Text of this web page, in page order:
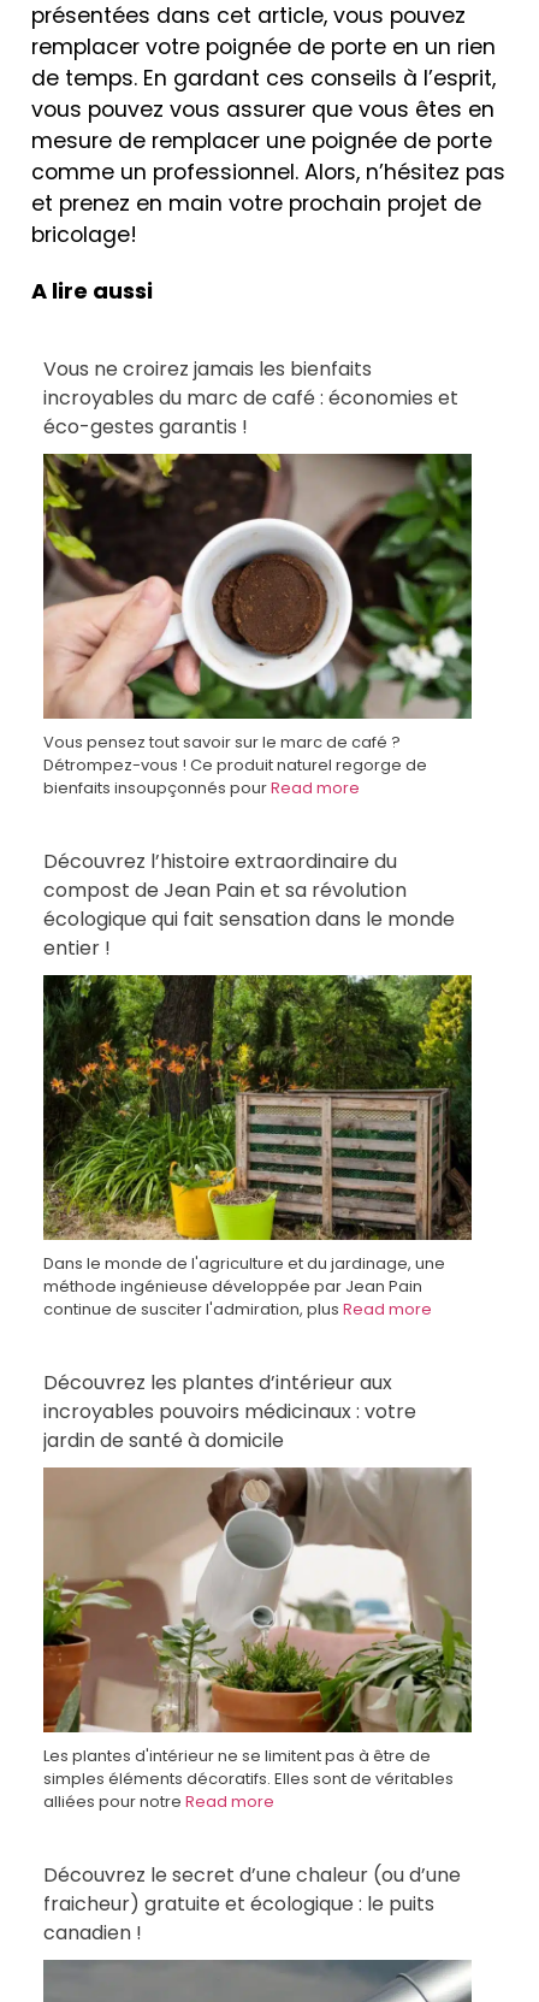
présentées dans cet article, vous pouvez
remplacer votre poignée de porte en un rien
de temps. En gardant ces conseils à l’esprit,
vous pouvez vous assurer que vous êtes en
mesure de remplacer une poignée de porte
comme un professionnel. Alors, n’hésitez pas
et prenez en main votre prochain projet de
bricolage!
A lire aussi
Vous ne croirez jamais les bienfaits
incroyables du marc de café : économies et
éco-gestes garantis !
Vous pensez tout savoir sur le marc de café ?
Détrompez-vous ! Ce produit naturel regorge de
bienfaits insoupçonnés pourRead more
Découvrez l’histoire extraordinaire du
compost de Jean Pain et sa révolution
écologique qui fait sensation dans le monde
entier !
Dans le monde de l'agriculture et du jardinage, une
méthode ingénieuse développée par Jean Pain
continue de susciter l'admiration, plus Read more
Découvrez les plantes d’intérieur aux
incroyables pouvoirs médicinaux : votre
jardin de santé à domicile
Les plantes d'intérieur ne se limitent pas à être de
simples éléments décoratifs. Elles sont de véritables
alliées pour notre Read more
Découvrez le secret d’une chaleur (ou d’une
fraicheur) gratuite et écologique : le puits
canadien !